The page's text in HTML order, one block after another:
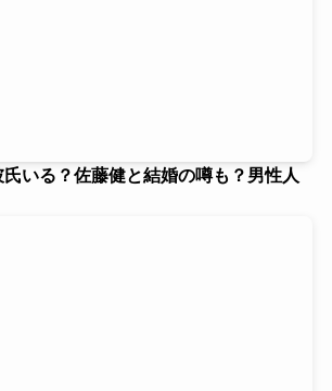
いる？佐藤健と結婚の噂も？男性人